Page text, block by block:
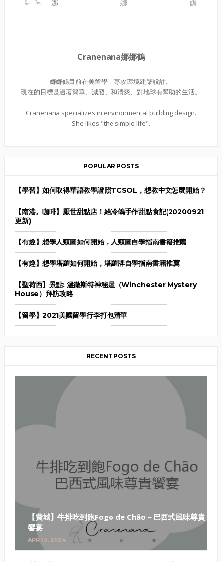
Cranenana娜娜鶴
娜娜鶴目前在美留學，專攻環境建築設計。
現在的目標是過著簡單、減廢、和清爽、對地球有幫助的生活。
Cranenana specializes in environmental building design.
She likes "the simple life".
POPULAR POSTS
【學習】如何取得華語教學證照TCSOL，想教中文怎麼開始？
【南港。咖啡】厭世甜點店！給冷鴿手作甜點食記(20200921
更新)
【有趣】想學人類圖如何開始，人類圖自學指南書籍推薦
【有趣】想學塔羅如何開始，塔羅牌自學指南書籍推薦
【聖荷西】景點: 溫徹斯特神秘屋（Winchester Mystery
House）拜訪攻略
【留學】2021美國留學行李打包清單
RECENT POSTS
【費城】牛排吃到飽Fogo de Chão－巴西式風味尊貴
饗宴
APR 13, 2024